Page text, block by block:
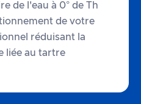
de l'eau à 0° de Th
de votre
réduisant la
liée au tartre